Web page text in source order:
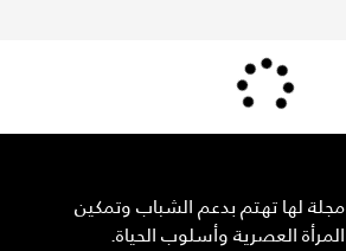
مجلة لها تهتم بدعم الشباب وتمكين
المرأة العصرية وأسلوب الحياة.